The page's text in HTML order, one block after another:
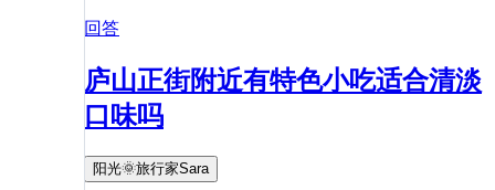
回答
庐山正街附近有特色小吃适合清淡
口味吗
阳光🌞旅行家Sara